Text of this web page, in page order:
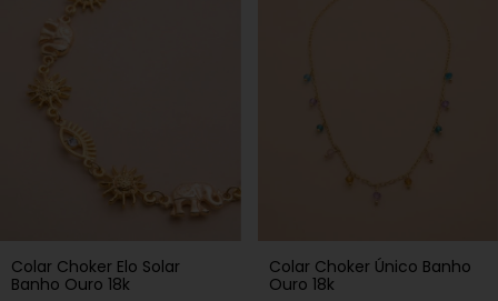
Colar Choker Elo Solar
Banho Ouro 18k
Colar Choker Único Banho
Ouro 18k